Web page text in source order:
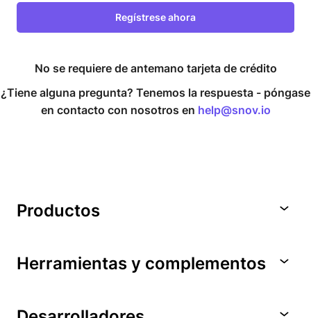
Regístrese ahora
No se requiere de antemano tarjeta de crédito
¿Tiene alguna pregunta? Tenemos la respuesta - póngase
en contacto con nosotros en help@snov.io
Productos
Herramientas y complementos